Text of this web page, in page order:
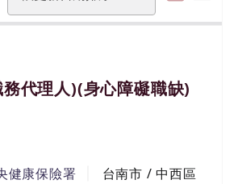
代理人)(身心障礙職缺)
健康保險署 台南市 / 中西區